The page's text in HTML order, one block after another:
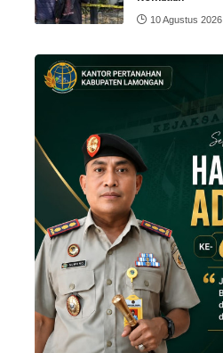
10 Agustus 2026